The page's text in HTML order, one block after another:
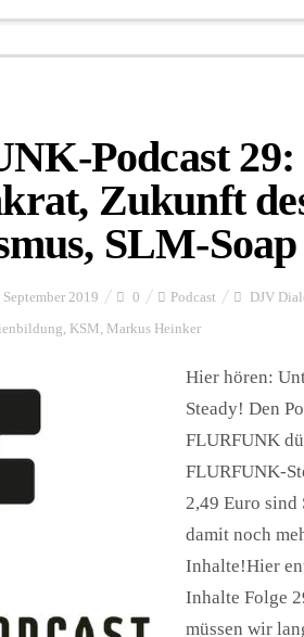
Podcast
Zukunft
SLM-Soap
September 2019 0 Podcast DJV
, KSM, Markus Heinker
Hier hören:
Steady! Den
FLURFUNK
FLURFUNK-
2,49 Euro sind
damit noch
Inhalte!Hier
Inhalte Folge
müssen wir